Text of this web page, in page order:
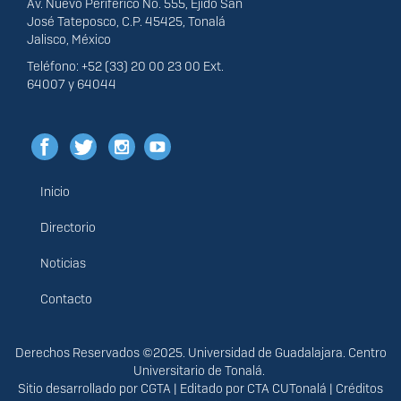
Av. Nuevo Periférico No. 555, Ejido San
José Tateposco, C.P. 45425, Tonalá
Jalisco, México
Teléfono: +52 (33) 20 00 23 00 Ext.
64007 y 64044
Menú
principal
Inicio
Directorio
Noticias
Contacto
Derechos
Derechos Reservados ©2025. Universidad de Guadalajara. Centro
Universitario de Tonalá.
Sitio desarrollado por CGTA | Editado por CTA CUTonalá | Créditos